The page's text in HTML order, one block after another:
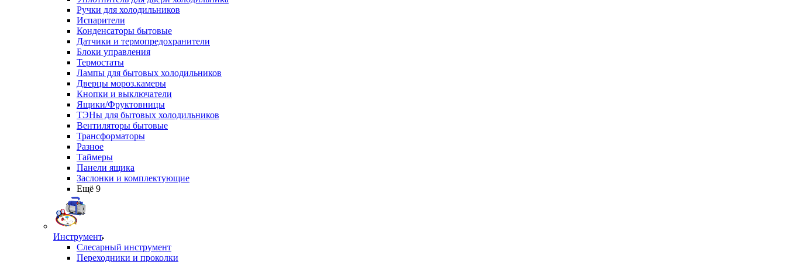
Ручки для холодильников
Испарители
Конденсаторы бытовые
Датчики и термопредохранители
Блоки управления
Термостаты
Лампы для бытовых холодильников
Дверцы мороз.камеры
Кнопки и выключатели
Ящики/Фруктовницы
ТЭНы для бытовых холодильников
Вентиляторы бытовые
Трансформаторы
Разное
Таймеры
Панели ящика
Заслонки и комплектующие
Ещё 9
Инструмент
Слесарный инструмент
Переходники и проколки